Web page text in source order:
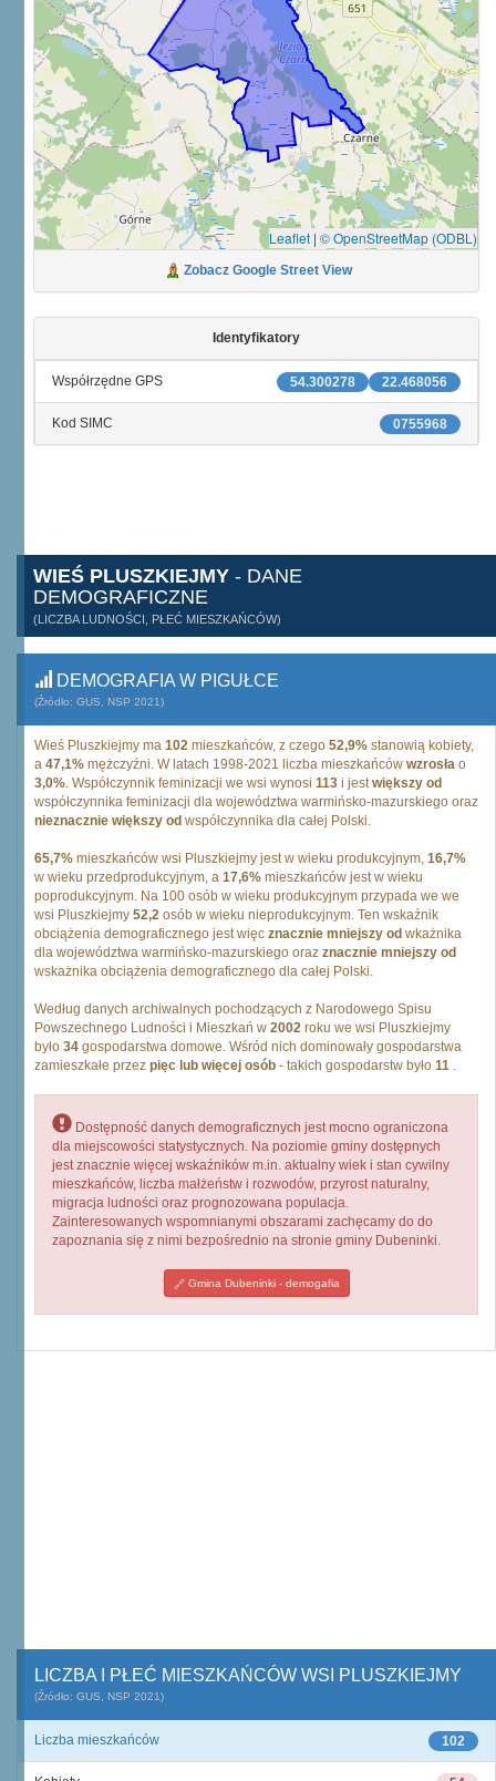
Leaflet | © OpenStreetMap (ODBL)
Zobacz Google Street View
Identyfikatory
22.468056
54.300278
Współrzędne GPS
0755968
Kod SIMC
WIEŚ PLUSZKIEJMY - DANE
DEMOGRAFICZNE
(LICZBA LUDNOŚCI, PŁEĆ MIESZKAŃCÓW)
DEMOGRAFIA W PIGUŁCE
(Źródło: GUS, NSP 2021)
Wieś Pluszkiejmy ma 102 mieszkańców, z czego 52,9% stanowią kobiety,
a 47,1% mężczyźni. W latach 1998-2021 liczba mieszkańców wzrosła o
3,0%. Współczynnik feminizacji we wsi wynosi 113 i jestwiększy od
współczynnika feminizacji dla województwa warmińsko-mazurskiego oraz
nieznacznie większy od współczynnika dla całej Polski.
65,7% mieszkańców wsi Pluszkiejmy jest w wieku produkcyjnym, 16,7%
w wieku przedprodukcyjnym, a 17,6% mieszkańców jest w wieku
poprodukcyjnym. Na 100 osób w wieku produkcyjnym przypada we we
wsi Pluszkiejmy 52,2 osób w wieku nieprodukcyjnym. Ten wskaźnik
obciążenia demograficznego jest więc znacznie mniejszy od wkażnika
dla województwa warmińsko-mazurskiego oraz znacznie mniejszy od
wskażnika obciążenia demograficznego dla całej Polski.
Według danych archiwalnych pochodzących z Narodowego Spisu
Powszechnego Ludności i Mieszkań w 2002 roku we wsi Pluszkiejmy
było 34 gospodarstwa domowe. Wśród nich dominowały gospodarstwa
zamieszkałe przez pięc lub więcej osób - takich gospodarstw było 11 .
Dostępność danych demograficznych jest mocno ograniczona
dla miejscowości statystycznych. Na poziomie gminy dostępnych
jest znacznie więcej wskaźników m.in. aktualny wiek i stan cywilny
mieszkańców, liczba małżeństw i rozwodów, przyrost naturalny,
migracja ludności oraz prognozowana populacja.
Zainteresowanych wspomnianymi obszarami zachęcamy do do
zapoznania się z nimi bezpośrednio na stronie gminy Dubeninki.
Gmina Dubeninki - demogafia
LICZBA I PŁEĆ MIESZKAŃCÓW WSI PLUSZKIEJMY
(Źródło: GUS, NSP 2021)
102
Liczba mieszkańców